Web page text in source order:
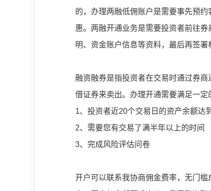
的，办理两融低佣账户是需要事先预
惠。两融开通业务是需要投资者前往
明、资金账户信息等资料，最后再签署
融资融券是指投资者在交易时通过券
借证券来卖出。办理开通需要满足一定
1、投资者近20个交易日的资产余额达
2、需要您有交易了满半年以上的时间
3、完成风险评估问卷
开户可以联系我协商佣金费率，无门